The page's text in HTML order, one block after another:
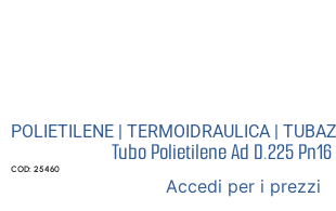
POLIETILENE | TERMOIDRAULICA |
Tubo Polietilene Ad D.225
COD: 25460
Accedi per i prezzi